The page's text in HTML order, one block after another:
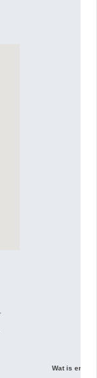
Wat is er